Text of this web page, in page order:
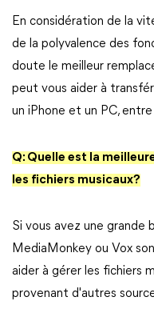
En considération de la
de la polyvalence des
doute le meilleur
peut vous aider à
un iPhone et un PC,
Q: Quelle est la
les fichiers musicaux?
Si vous avez une grande
MediaMonkey ou Vox
aider à gérer les fichiers
provenant d'autres